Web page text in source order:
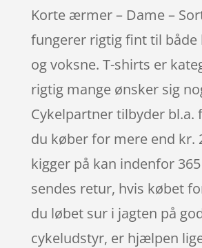
Korte ærmer – Dame –
fungerer rigtig fint til både
og voksne. T-shirts er
rigtig mange ønsker sig
Cykelpartner tilbyder bl.a.
du køber for mere end kr.
kigger på kan indenfor
sendes retur, hvis købet
du løbet sur i jagten på
cykeludstyr, er hjælpen